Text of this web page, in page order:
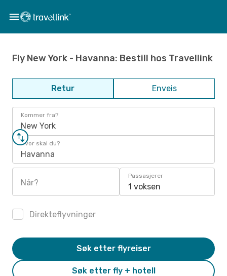
Fly New York - Havanna: Bestill hos Travellink
Retur Enveis
Kommer fra?
New York
Hvor skal du?
Havanna
Når?
Passasjerer
1 voksen
Direkteflyvninger
Søk etter fly + hotell
Søk etter flyreiser